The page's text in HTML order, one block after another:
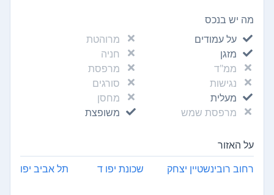
מה יש בנכס
על עמודים
מרוהטת
מזגן
חניה
ממ"ד
מרפסת
נגישות
סורגים
מעלית
מחסן
מרפסת שמש
משופצת
על האזור
רחוב רובינשטיין יצחק שכונת יפו ד תל אביב יפו